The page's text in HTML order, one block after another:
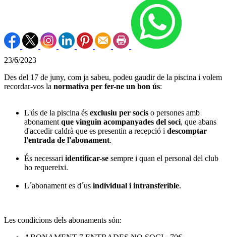
23/6/2023
Des del 17 de juny, com ja sabeu, podeu gaudir de la piscina i volem
recordar-vos la normativa per fer-ne un bon ús:
L'ús de la piscina és exclusiu per socis o persones amb
abonament que vinguin acompanyades del soci, que abans
d'accedir caldrà que es presentin a recepció i descomptar
l'entrada de l'abonament.
És necessari identificar-se sempre i quan el personal del club
ho requereixi.
L´abonament es d´us individual i intransferible.
Les condicions dels abonaments són: